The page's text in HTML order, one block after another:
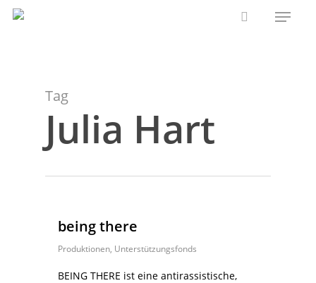
Skip
Menu
Tag
Julia Hart
being there
Produktionen, Unterstützungsfonds
BEING THERE ist eine antirassistische,